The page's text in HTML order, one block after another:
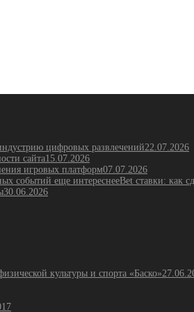
цифровых развлечений22.07.2026
сайта15.07.2026
игровых платформ07.07.2026
Bet ставки: как
30.06.2026
культуры и спорта «Баско»